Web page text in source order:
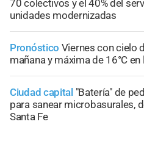
70 colectivos y el 40% del
unidades modernizadas
Pronóstico Viernes con cielo
mañana y máxima de 16°C
Ciudad capital "Batería" de
para sanear microbasurales,
Santa Fe